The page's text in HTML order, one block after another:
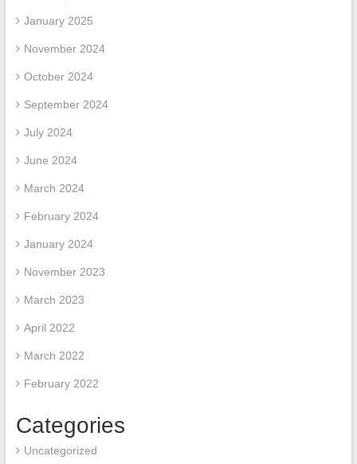
January 2025
November 2024
October 2024
September 2024
July 2024
June 2024
March 2024
February 2024
January 2024
November 2023
March 2023
April 2022
March 2022
February 2022
Categories
Uncategorized